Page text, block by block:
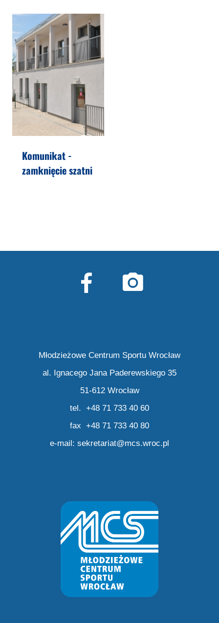
Komunikat -
zamknięcie szatni
Młodzieżowe Centrum Sportu Wrocław
al. Ignacego Jana Paderewskiego 35
51-612 Wrocław
tel. +48 71 733 40 60
fax +48 71 733 40 80
e-mail: sekretariat@mcs.wroc.pl